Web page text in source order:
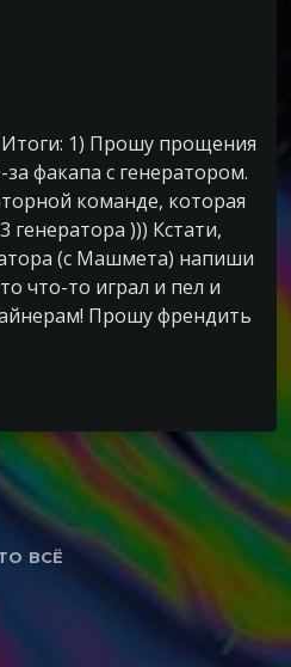
Итоги: 1) Прошу прощения
факапа с генератором.
команде, которая
генератора ))) Кстати,
(с Машмета) напиши
что-то играл и пел и
Прошу френдить
ВСЁ